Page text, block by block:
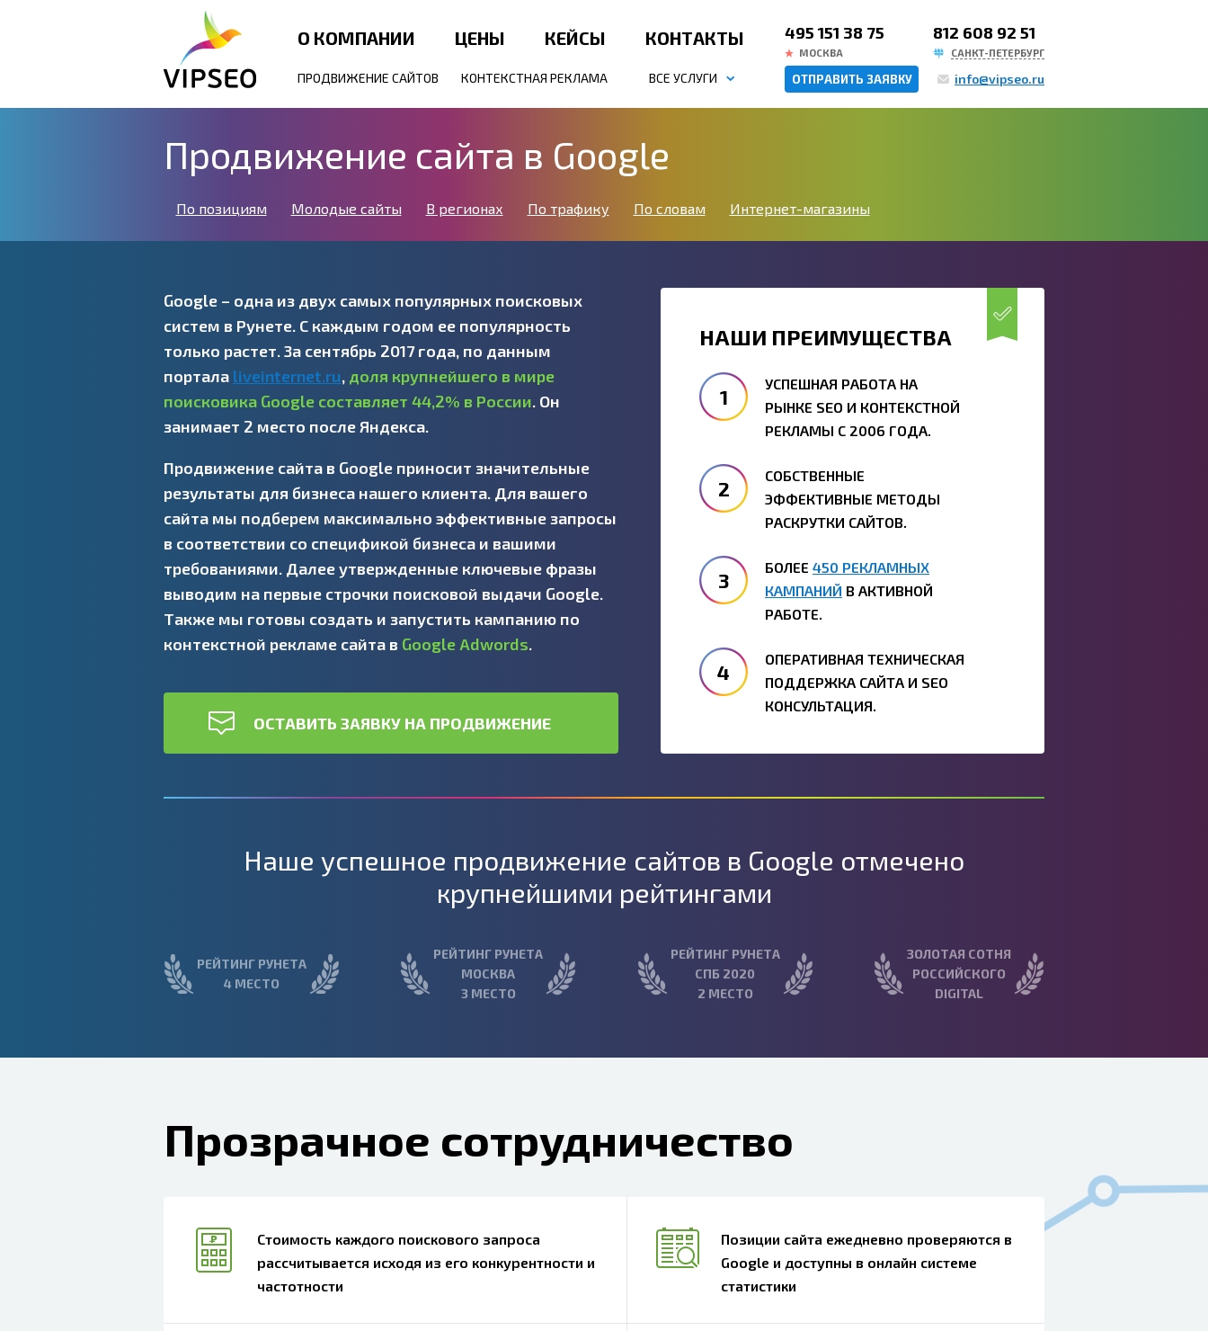
О КОМПАНИИ ЦЕНЫ КЕЙСЫ КОНТАКТЫ
ПРОДВИЖЕНИЕ САЙТОВ КОНТЕКСТНАЯ РЕКЛАМА ВСЕ УСЛУГИ
495 151 38 75
МОСКВА
812 608 92 51
САНКТ-ПЕТЕРБУРГ
ОТПРАВИТЬ ЗАЯВКУ info@vipseo.ru
Продвижение сайта в Google
По позициям Молодые сайты В регионах По трафику По словам Интернет-магазины
Google – одна из двух самых популярных поисковых
систем в Рунете. С каждым годом ее популярность
только растет. За сентябрь 2017 года, по данным
портала liveinternet.ru, доля крупнейшего в мире
поисковика Google составляет 44,2% в России. Он
занимает 2 место после Яндекса.
Продвижение сайта в Google приносит значительные
результаты для бизнеса нашего клиента. Для вашего
сайта мы подберем максимально эффективные запросы
в соответствии со спецификой бизнеса и вашими
требованиями. Далее утвержденные ключевые фразы
выводим на первые строчки поисковой выдачи Google.
Также мы готовы создать и запустить кампанию по
контекстной рекламе сайта в Google Adwords.
ОСТАВИТЬ ЗАЯВКУ НА ПРОДВИЖЕНИЕ
НАШИ ПРЕИМУЩЕСТВА
УСПЕШНАЯ РАБОТА НА
РЫНКЕ SEO И КОНТЕКСТНОЙ
РЕКЛАМЫ С 2006 ГОДА.
СОБСТВЕННЫЕ
ЭФФЕКТИВНЫЕ МЕТОДЫ
РАСКРУТКИ САЙТОВ.
БОЛЕЕ 450 РЕКЛАМНЫХ
КАМПАНИЙ В АКТИВНОЙ
РАБОТЕ.
ОПЕРАТИВНАЯ ТЕХНИЧЕСКАЯ
ПОДДЕРЖКА САЙТА И SEO
КОНСУЛЬТАЦИЯ.
Наше успешное продвижение сайтов в Google отмечено
крупнейшими рейтингами
РЕЙТИНГ РУНЕТА
4 МЕСТО
РЕЙТИНГ РУНЕТА
МОСКВА
3 МЕСТО
РЕЙТИНГ РУНЕТА
СПБ 2020
2 МЕСТО
ЗОЛОТАЯ СОТНЯ
РОССИЙСКОГО
DIGITAL
Прозрачное сотрудничество
Стоимость каждого поискового запроса
рассчитывается исходя из его конкурентности и
частотности
Позиции сайта ежедневно проверяются в
Google и доступны в онлайн системе
статистики